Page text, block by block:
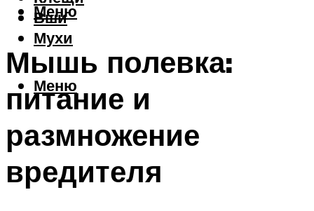
Вши
Мухи
Меню
Меню
Мышь полевка:
питание и
размножение
вредителя